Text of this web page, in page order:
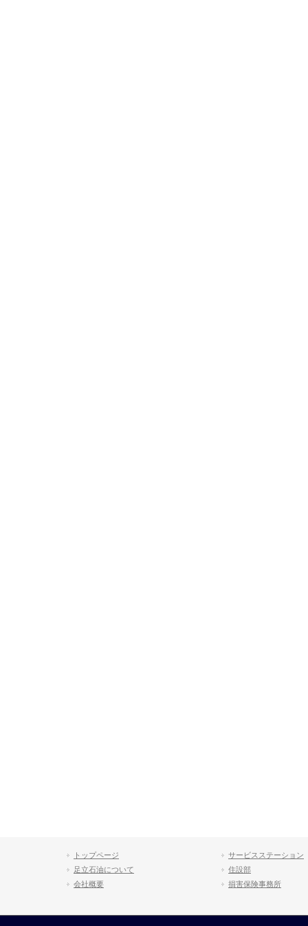
トップページ
足立石油について
会社概要
サービスステーション
住設部
損害保険事務所